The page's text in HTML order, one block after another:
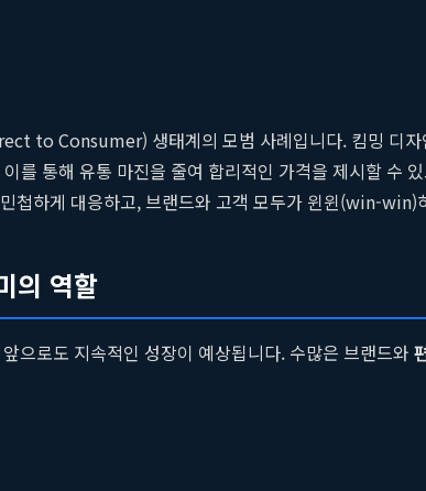
to Consumer) 생태계의 모범 사례입니다. 킴밍 디
를 통해 유통 마진을 줄여 합리적인 가격을 제시할 수
첩하게 대응하고, 브랜드와 고객 모두가 윈윈(win-
의 역할
으로도 지속적인 성장이 예상됩니다. 수많은 브랜드와